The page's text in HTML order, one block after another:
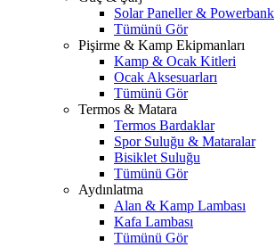
Solar Paneller & Powerbank
Tümünü Gör
Pişirme & Kamp Ekipmanları
Kamp & Ocak Kitleri
Ocak Aksesuarları
Tümünü Gör
Termos & Matara
Termos Bardaklar
Spor Suluğu & Mataralar
Bisiklet Suluğu
Tümünü Gör
Aydınlatma
Alan & Kamp Lambası
Kafa Lambası
Tümünü Gör